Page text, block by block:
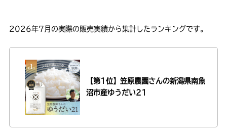
2026年7月の実際の販売実績から集計したランキングです。
【第1位】笠原農園さんの新潟県南魚
沼市産ゆうだい21